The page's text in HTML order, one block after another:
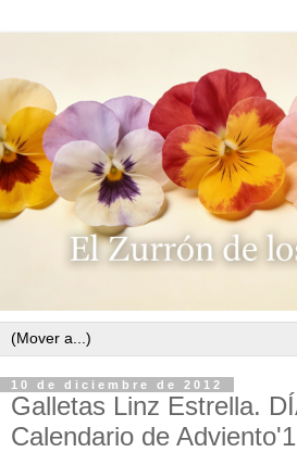
10 de diciembre de 2012
Galletas Linz Estrella.
Calendario de